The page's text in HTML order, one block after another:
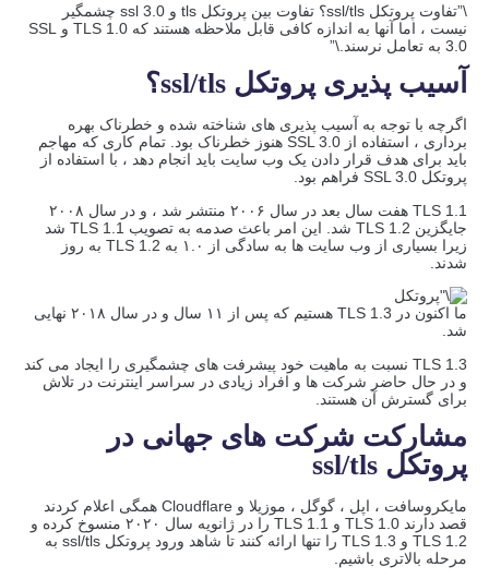
\”تفاوت پروتکل ssl/tls؟ تفاوت بین پروتکل tls و ssl 3.0 چشمگیر
نیست ، اما آنها به اندازه کافی قابل ملاحظه هستند که TLS 1.0 و SSL
3.0 به تعامل نرسند.\”
آسیب پذیری پروتکل ssl/tls؟
اگرچه با توجه به آسیب پذیری های شناخته شده و خطرناک بهره
برداری ، استفاده از SSL 3.0 هنوز خطرناک بود. تمام کاری که مهاجم
باید برای هدف قرار دادن یک وب سایت باید انجام دهد ، با استفاده از
پروتکل SSL 3.0 فراهم بود.
TLS 1.1 هفت سال بعد در سال ۲۰۰۶ منتشر شد ، و در سال ۲۰۰۸
جایگزین TLS 1.2 شد. این امر باعث صدمه به تصویب TLS 1.1 شد
زیرا بسیاری از وب سایت ها به سادگی از ۱.۰ به TLS 1.2 به روز
شدند.
ما اکنون در TLS 1.3 هستیم که پس از ۱۱ سال و در سال ۲۰۱۸ نهایی
شد.
TLS 1.3 نسبت به ماهیت خود پیشرفت های چشمگیری را ایجاد می کند
و در حال حاضر شرکت ها و افراد زیادی در سراسر اینترنت در تلاش
برای گسترش آن هستند.
مشارکت شرکت های جهانی در
پروتکل ssl/tls
مایکروسافت ، اپل ، گوگل ، موزیلا و Cloudflare همگی اعلام کردند
قصد دارند TLS 1.0 و TLS 1.1 را در ژانویه سال ۲۰۲۰ منسوخ کرده و
TLS 1.2 و TLS 1.3 را تنها ارائه کنند تا شاهد ورود پروتکل ssl/tls به
مرحله بالاتری باشیم.